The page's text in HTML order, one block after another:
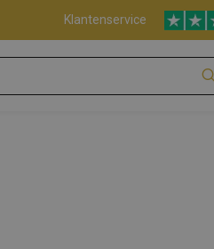
Klantenservice